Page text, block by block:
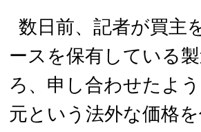
数日前、記者が買主
ースを保有している
ろ、申し合わせたよ
元という法外な価格